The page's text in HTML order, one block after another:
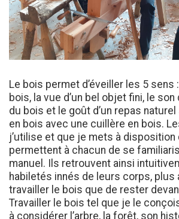
Le bois permet d’éveiller les 5 sens
bois, la vue d’un bel objet fini, le son
du bois et le goût d’un repas naturel
en bois avec une cuillère en bois.
j’utilise et que je mets à
permettent à chacun de se
manuel. Ils retrouvent ainsi
habiletés innés de leurs corps, plus
travailler le bois que de rester
Travailler le bois tel que je le
à considérer l’arbre, la forêt, son